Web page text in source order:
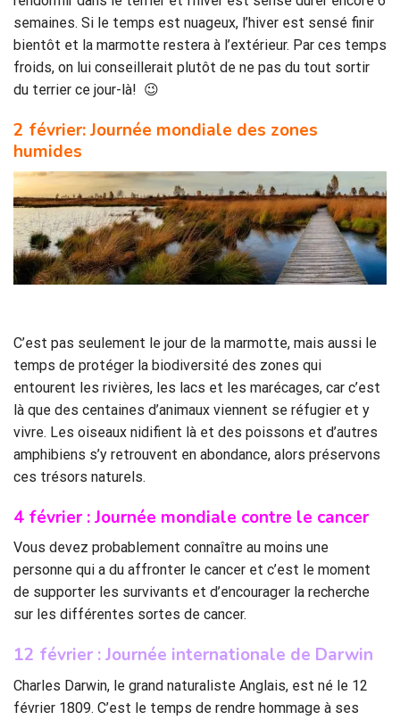
semaines. Si le temps est nuageux, l’hiver est sensé finir
bientôt et la marmotte restera à l’extérieur. Par ces temps
froids, on lui conseillerait plutôt de ne pas du tout sortir
du terrier ce jour-là! 😉
2 février: Journée mondiale des zones
humides
C’est pas seulement le jour de la marmotte, mais aussi le
temps de protéger la biodiversité des zones qui
entourent les rivières, les lacs et les marécages, car c’est
là que des centaines d’animaux viennent se réfugier et y
vivre. Les oiseaux nidifient là et des poissons et d’autres
amphibiens s’y retrouvent en abondance, alors préservons
ces trésors naturels.
4 février : Journée mondiale contre le cancer
Vous devez probablement connaître au moins une
personne qui a du affronter le cancer et c’est le moment
de supporter les survivants et d’encourager la recherche
sur les différentes sortes de cancer.
12 février : Journée internationale de Darwin
Charles Darwin, le grand naturaliste Anglais, est né le 12
février 1809. C’est le temps de rendre hommage à ses